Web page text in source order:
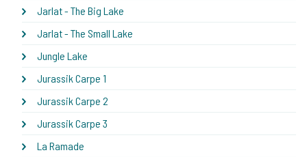
Jarlat - The Big Lake
Jarlat - The Small Lake
Jungle Lake
Jurassik Carpe 1
Jurassik Carpe 2
Jurassik Carpe 3
La Ramade